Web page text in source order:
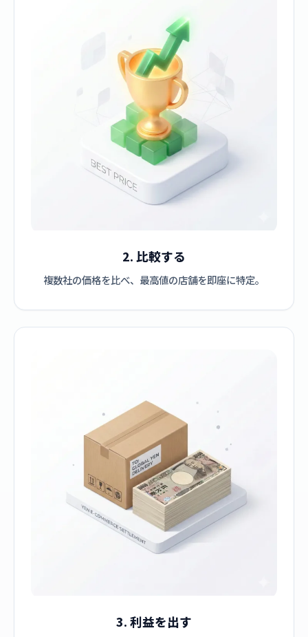
2. 比較する
複数社の価格を比べ、最高値の店舗を即座に特定。
3. 利益を出す